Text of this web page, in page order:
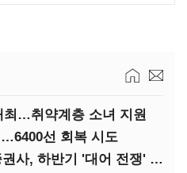
최…취약계층 소녀 지원
선 회복 시도
얼어붙은 IPO 시장…증권사, 하반기 '대어 전쟁' 기대